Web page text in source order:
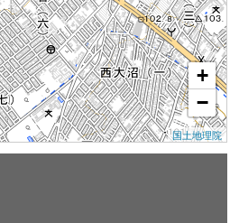
+
−
国土地理院